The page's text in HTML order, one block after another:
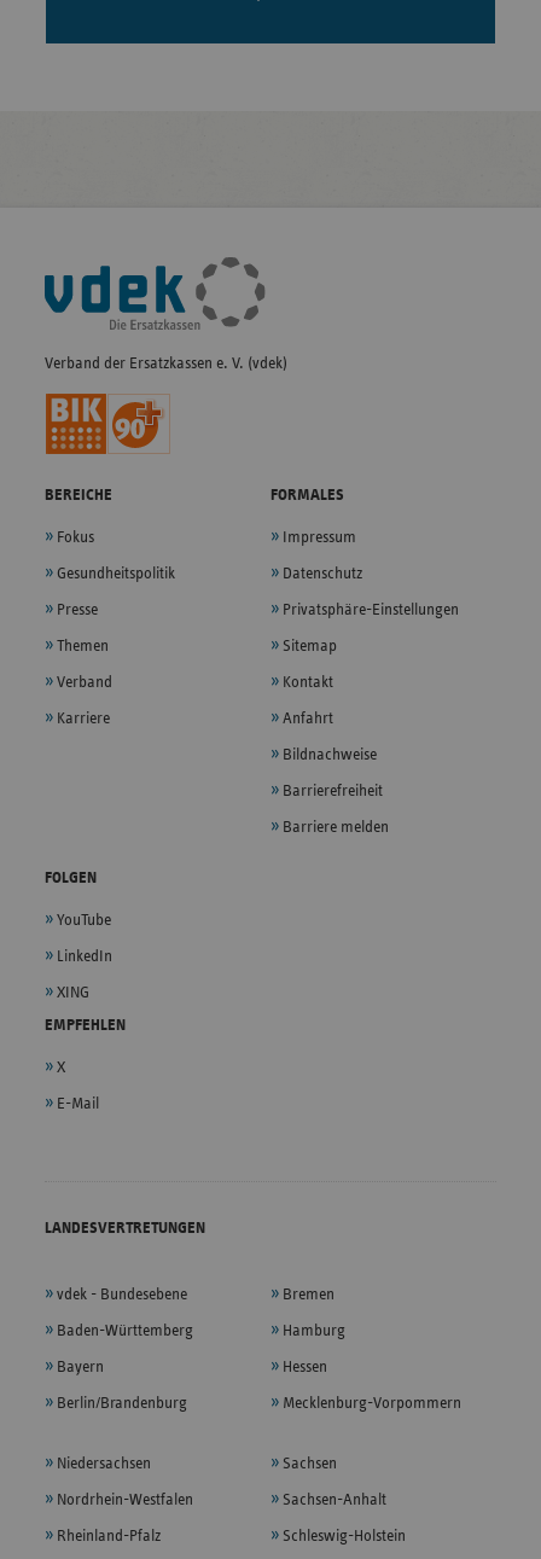
Fußleisten-
Navigation
Verband der Ersatzkassen e. V. (vdek)
BEREICHE
Fokus
Gesundheitspolitik
Presse
Themen
Verband
Karriere
FORMALES
Impressum
Datenschutz
Privatsphäre-Einstellungen
Sitemap
Kontakt
Anfahrt
Bildnachweise
Barrierefreiheit
Barriere melden
FOLGEN
YouTube
LinkedIn
XING
EMPFEHLEN
X
E-Mail
LANDESVERTRETUNGEN
vdek - Bundesebene
Baden-Württemberg
Bayern
Berlin/Brandenburg
Bremen
Hamburg
Hessen
Mecklenburg-Vorpommern
Niedersachsen
Nordrhein-Westfalen
Rheinland-Pfalz
Sachsen
Sachsen-Anhalt
Schleswig-Holstein